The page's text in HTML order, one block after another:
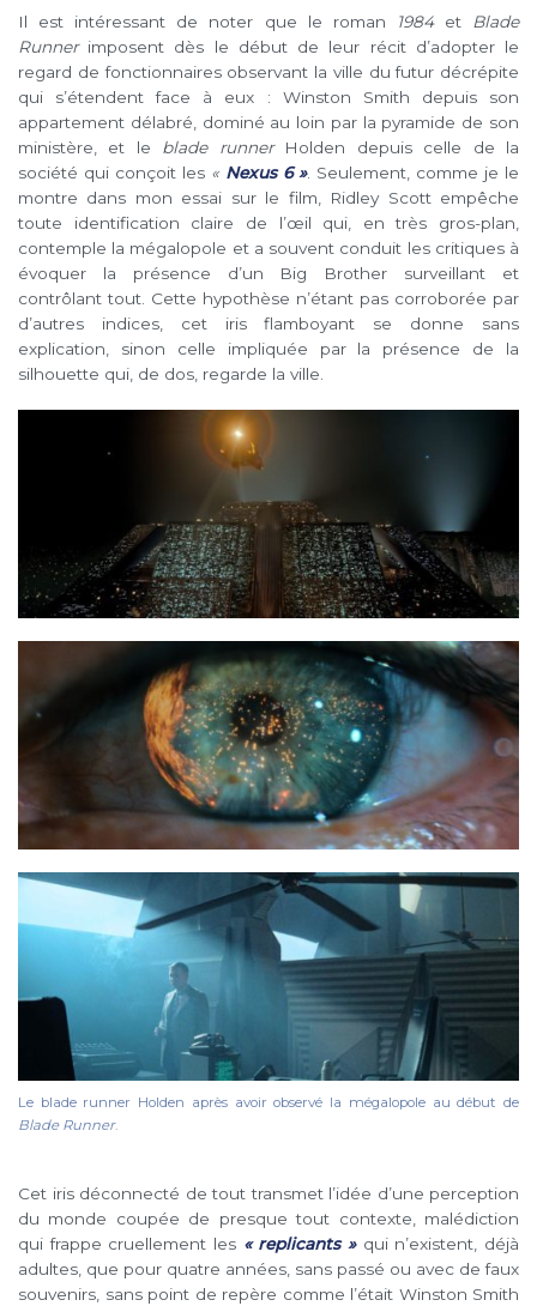
Il est intéressant de noter que le roman 1984et
Blade
Runnerimposent dès le début de leur récit d’adopter le
regard de fonctionnaires observant la ville du futur décrépite
qui s’étendent face à eux : Winston Smith depuis son
appartement délabré, dominé au loin par la pyramide de son
ministère, et le blade runnerHolden depuis celle de la
société qui conçoit les « Nexus 6 ». Seulement, comme je le
montre dans mon essai sur le film, Ridley Scott empêche
toute identification claire de l’œil qui, en très gros-plan,
contemple la mégalopole et a souvent conduit les critiques à
évoquer la présence d’un Big Brother surveillant et
contrôlant tout. Cette hypothèse n’étant pas corroborée par
d’autres indices, cet iris flamboyant se donne sans
explication, sinon celle impliquée par la présence de la
silhouette qui, de dos, regarde la ville.
Le blade runner Holden après avoir observé la mégalopole au début de
Blade Runner.
Cet iris déconnecté de tout transmet l’idée d’une perception
du monde coupée de presque tout contexte, malédiction
qui frappe cruellement les « replicants »qui n’existent, déjà
adultes, que pour quatre années, sans passé ou avec de faux
souvenirs, sans point de repère comme l’était Winston Smith